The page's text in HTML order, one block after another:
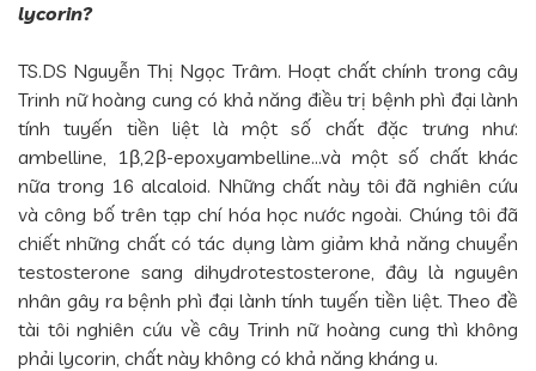
lycorin?
TS.DS Nguyễn Thị Ngọc Trâm. Hoạt chất chính trong cây
Trinh nữ hoàng cung có khả năng điều trị bệnh phì đại lành
tính tuyến tiền liệt là một số chất đặc trưng như:
ambelline, 1β,2β-epoxyambelline…và một số chất khác
nữa trong 16 alcaloid. Những chất này tôi đã nghiên cứu
và công bố trên tạp chí hóa học nước ngoài. Chúng tôi đã
chiết những chất có tác dụng làm giảm khả năng chuyển
testosterone sang dihydrotestosterone, đây là nguyên
nhân gây ra bệnh phì đại lành tính tuyến tiền liệt. Theo đề
tài tôi nghiên cứu về cây Trinh nữ hoàng cung thì không
phải lycorin, chất này không có khả năng kháng u.